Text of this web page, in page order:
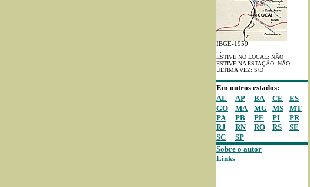
IBGE-1959
ESTIVE NO LOCAL: NÃO
ESTIVE NA ESTAÇÃO: NÃO
ÚLTIMA VEZ: S/D
Em outros estados:
AL
AP BA CE
ES
GO
MA MG MS
MT
PA
PB PE PI
PR
RJ
RN RO RS
SE
SC
SP
Sobre o autor
Links